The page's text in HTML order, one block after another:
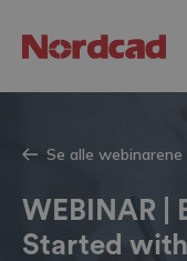
Se alle webinarene
WEBINAR |
Started